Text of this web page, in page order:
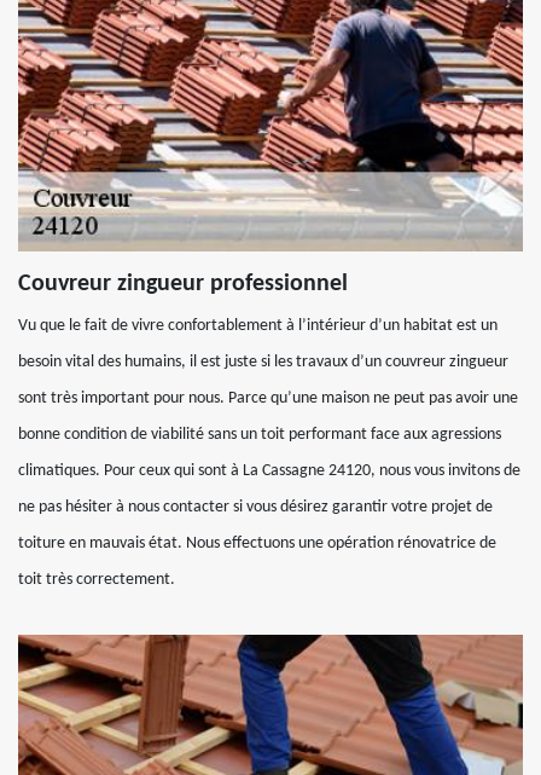
Couvreur zingueur professionnel
Vu que le fait de vivre confortablement à l’intérieur d’un habitat est un
besoin vital des humains, il est juste si les travaux d’un couvreur zingueur
sont très important pour nous. Parce qu’une maison ne peut pas avoir une
bonne condition de viabilité sans un toit performant face aux agressions
climatiques. Pour ceux qui sont à La Cassagne 24120, nous vous invitons de
ne pas hésiter à nous contacter si vous désirez garantir votre projet de
toiture en mauvais état. Nous effectuons une opération rénovatrice de
toit très correctement.